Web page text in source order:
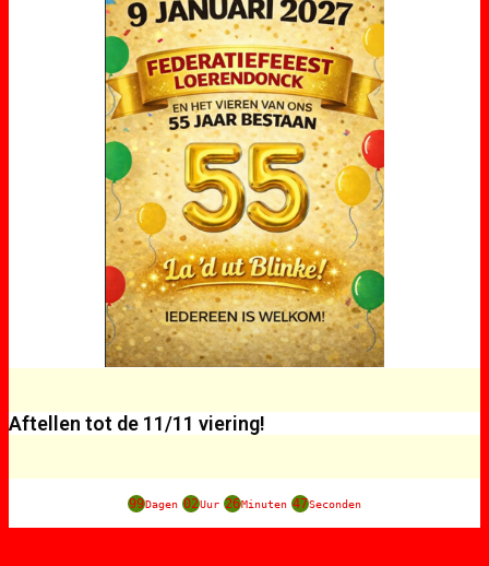
Aftellen tot de 11/11 viering!
99Dagen 02Uur 26Minuten 47Seconden